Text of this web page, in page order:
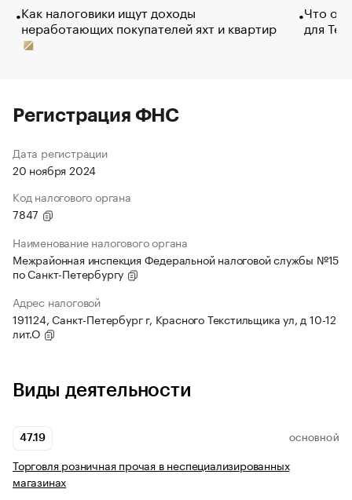
Как налоговики ищут доходы
неработающих покупателей яхт и квартир
Что
для
Регистрация ФНС
Дата регистрации
20 ноября 2024
Код налогового органа
7847
Наименование налогового органа
Межрайонная инспекция Федеральной налоговой службы №15
по Санкт-Петербургу
Адрес налоговой
191124, Санкт-Петербург г, Красного Текстильщика ул, д 10-12
лит.О
Виды деятельности
47.19 ОСНОВНОЙ
Торговля розничная прочая в неспециализированных
магазинах